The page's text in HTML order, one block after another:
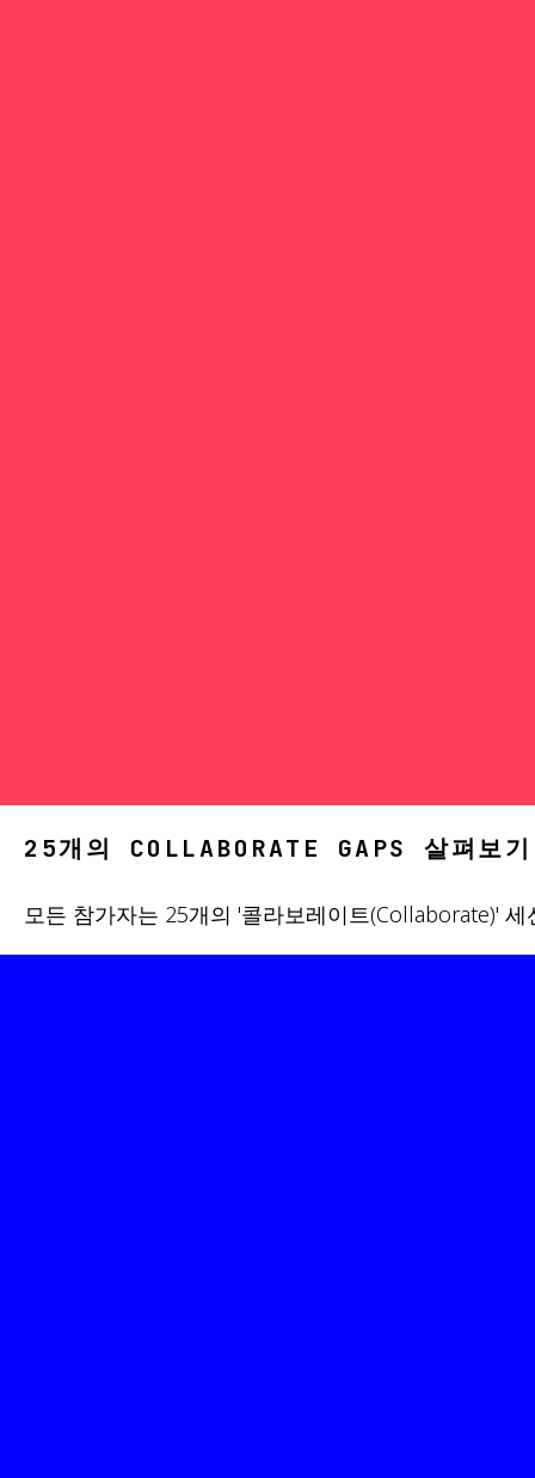
25개의 COLLABORATE GAPS 살펴보기
모든 참가자는 25개의 '콜라보레이트(Collaborate)'